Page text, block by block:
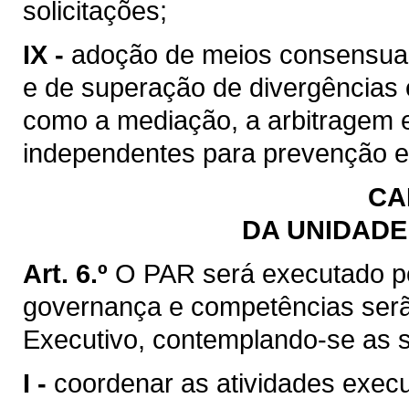
solicitações;
IX - adoção de meios
e de superação de
como a mediação, a arbitragem
independentes para prevenção
DA
Art. 6.º O PAR será executado
governança e competências
Executivo, contemplando-se as
I - coordenar as atividades